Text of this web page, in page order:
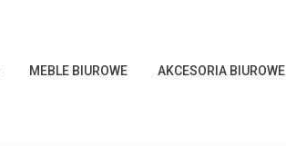
MEBLE BIUROWE AKCESORIA BIUROWE